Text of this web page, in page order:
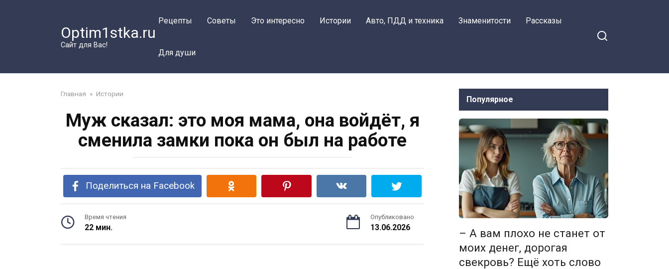
Optim1stka.ru
Сайт для Вас!
Рецепты Советы Это интересно Истории Авто, ПДД и техника Знаменитости Рассказы
Для души
Главная » Истории
Муж сказал: это моя мама, она войдёт, я
сменила замки пока он был на работе
Поделиться на Facebook
Время чтения
22 мин.
Опубликовано
13.06.2026
Популярное
– А вам плохо не станет от
моих денег, дорогая
свекровь? Ещё хоть слово